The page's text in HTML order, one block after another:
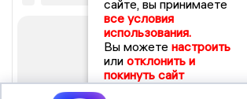
сайте, вы принимаете
все условия
использования.
Вы можете настроить
или отклонить и
покинуть сайт